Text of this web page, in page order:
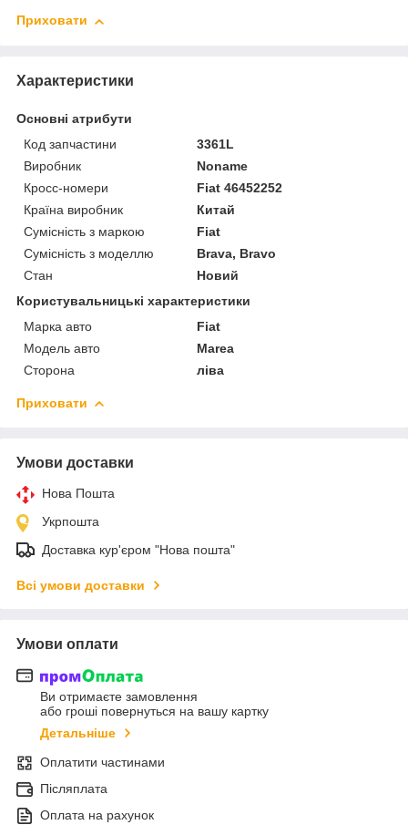
Приховати
Характеристики
Основні атрибути
Код запчастини
3361L
Виробник
Noname
Кросс-номери
Fiat 46452252
Країна виробник
Китай
Сумісність з маркою
Fiat
Сумісність з моделлю
Brava, Bravo
Стан
Новий
Користувальницькі характеристики
Марка авто
Fiat
Модель авто
Marea
Сторона
ліва
Приховати
Умови доставки
Нова Пошта
Укрпошта
Доставка кур'єром "Нова пошта"
Всі умови доставки
Умови оплати
Ви отримаєте замовлення
або гроші повернуться на вашу картку
Детальніше
Оплатити частинами
Післяплата
Оплата на рахунок